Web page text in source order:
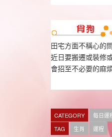
田宅方面不稱心的
近日要搬遷或裝修
會招至不必要的麻
CATEGORY
每日運
TAG
生肖 運程